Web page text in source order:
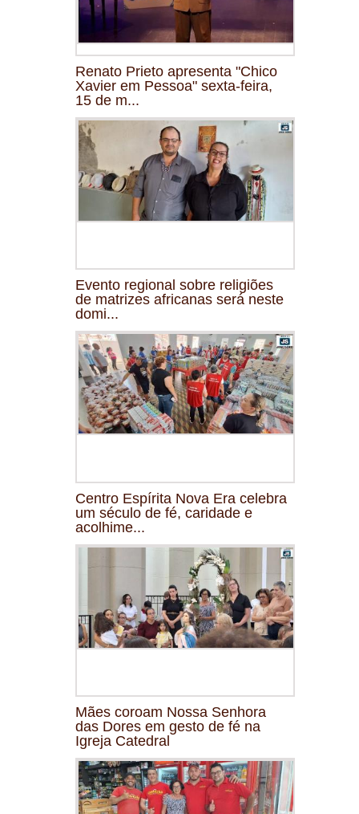
Renato Prieto apresenta "Chico
Xavier em Pessoa" sexta-feira,
15 de m...
Evento regional sobre religiões
de matrizes africanas será neste
domi...
Centro Espírita Nova Era celebra
um século de fé, caridade e
acolhime...
Mães coroam Nossa Senhora
das Dores em gesto de fé na
Igreja Catedral